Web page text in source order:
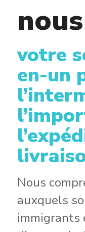
votre
en-un
Nous
auxquels
immigrants